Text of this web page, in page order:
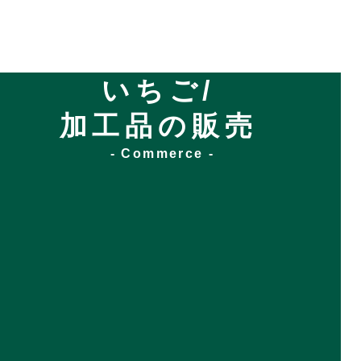
いちご/
加工品の販売
- Commerce -